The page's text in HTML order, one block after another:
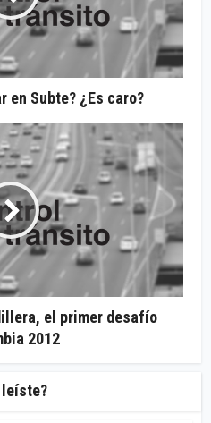
en Subte? ¿Es caro?
el primer desafío
2012
leíste?